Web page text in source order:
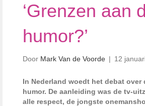
‘Grenzen aan
humor?’
Door Mark Van de Voorde | 12
In Nederland woedt het debat over
humor. De aanleiding was de tv-
alle respect, de jongste